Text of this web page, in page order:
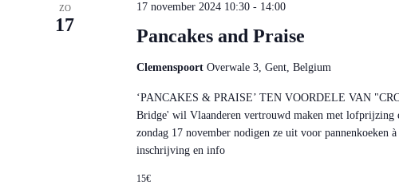
e
r
a
t
u
m
.
ZO
17
Pancakes and Praise
17 november 2024 10:30- 14:00
Clemenspoort Overwale 3, Gent, Belgium
‘PANCAKES & PRAISE’ TEN VOORDELE VAN
Bridge' wil Vlaanderen vertrouwd maken met lofprijzing
zondag 17 november nodigen ze uit voor
inschrijving en info
15€